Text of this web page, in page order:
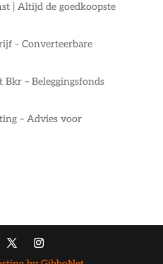
| Altijd de goedkoopste
– Converteerbare
– Beleggingsfonds
– Advies voor